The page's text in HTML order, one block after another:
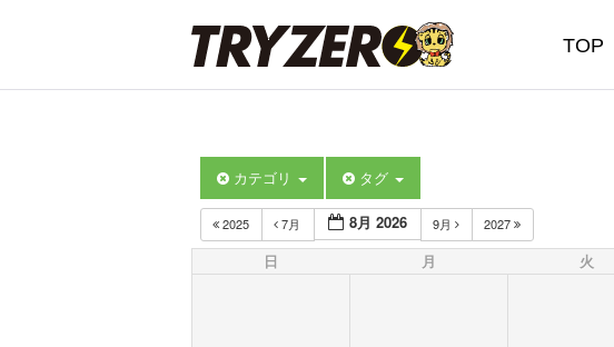
TOP
カテゴリ タグ
2025 7月 8月 2026 9月 2027
日 月 火